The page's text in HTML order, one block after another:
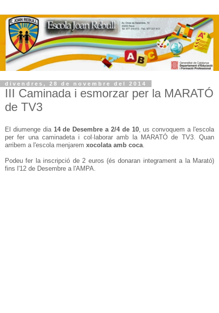
divendres, 28 de novembre del 2014
III Caminada i esmorzar per la MARATÓ
de TV3
El diumenge dia 14 de Desembre a 2/4 de 10, us convoquem a l'escola
per fer una caminadeta i col·laborar amb la MARATÓ de TV3. Quan
arribem a l'escola menjarem xocolata amb coca
Podeu fer la inscripció de 2 euros (és donaran integrament a la Marató)
fins l'12 de Desembre a l'AMPA.